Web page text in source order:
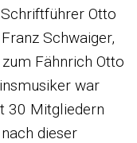
Otto
Schwaiger,
Fähnrich Otto
war
30 Mitgliedern
dieser